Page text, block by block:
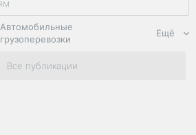
Автомобильные
грузоперевозки
Региональная
логистика
Ещё
Все публикации